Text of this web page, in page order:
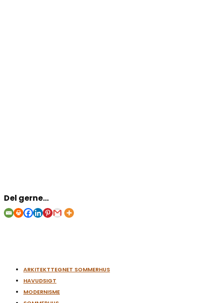
Del gerne...
ARKITEKTTEGNET SOMMERHUS
HAVUDSIGT
MODERNISME